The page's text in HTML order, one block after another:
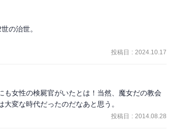
大きい。これから謎解きが始まるのかもしれな
はか弱い女性であるアデリアはどうやって立ち
の治世。
投稿日 : 2024.10.17
女性の検屍官がいたとは！当然、魔女だの教会
変な時代だったのだなあと思う。
投稿日 : 2014.08.28